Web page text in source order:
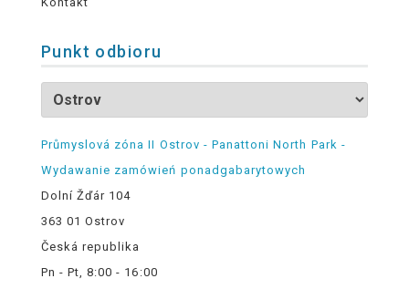
Punkt odbioru
Průmyslová zóna II Ostrov - Panattoni North Park -
Wydawanie zamówień ponadgabarytowych
Dolní Žďár 104
363 01 Ostrov
Česká republika
Pn - Pt, 8:00 - 16:00